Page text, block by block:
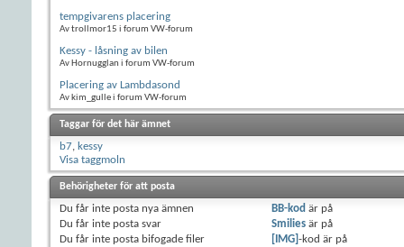
tempgivarens placering
Av trollmor15 i forum VW-forum
Kessy - låsning av bilen
Av Hornugglan i forum VW-forum
Placering av Lambdasond
Av kim_gulle i forum VW-forum
Taggar för det här ämnet
b7, kessy
Visa taggmoln
Behörigheter för att posta
Du får inte posta nya ämnen
Du får inte posta svar
Du får inte posta bifogade filer
BB-kod är på
Smiliesär på
[IMG] -kod är på